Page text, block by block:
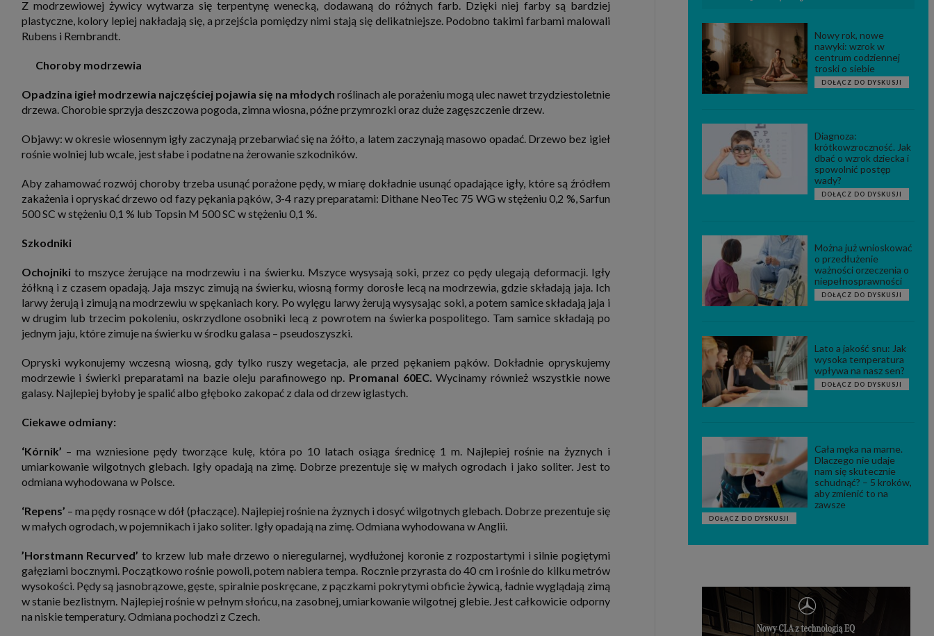
Z modrzewiowej żywicy wytwarza się terpentynę wenecką, dodawaną do różnych farb. Dzięki niej farby są bardziej
plastyczne, kolory lepiej nakładają się, a przejścia pomiędzy nimi stają się delikatniejsze. Podobno takimi farbami malowali
Rubens i Rembrandt.
Choroby modrzewia
Opadzina igieł modrzewia najczęściej pojawia się na młodych roślinach ale porażeniu mogą ulec nawet trzydziestoletnie
drzewa. Chorobie sprzyja deszczowa pogoda, zimna wiosna, późne przymrozki oraz duże zagęszczenie drzew.
Objawy: w okresie wiosennym igły zaczynają przebarwiać się na żółto, a latem zaczynają masowo opadać. Drzewo bez igieł
rośnie wolniej lub wcale, jest słabe i podatne na żerowanie szkodników.
Aby zahamować rozwój choroby trzeba usunąć porażone pędy, w miarę dokładnie usunąć opadające igły, które są źródłem
zakażenia i opryskać drzewo od fazy pękania pąków, 3-4 razy preparatami: Dithane NeoTec 75 WG w stężeniu 0,2 %, Sarfun
500 SC w stężeniu 0,1 % lub Topsin M 500 SC w stężeniu 0,1 %.
Szkodniki
Ochojnikito mszyce żerujące na modrzewiu i na świerku. Mszyce wysysają soki, przez co pędy ulegają deformacji. Igły
żółkną i z czasem opadają. Jaja mszyc zimują na świerku, wiosną formy dorosłe lecą na modrzewia, gdzie składają jaja. Ich
larwy żerują i zimują na modrzewiu w spękaniach kory. Po wylęgu larwy żerują wysysając soki, a potem samice składają jaja i
w drugim lub trzecim pokoleniu, oskrzydlone osobniki lecą z powrotem na świerka pospolitego. Tam samice składają po
jednym jaju, które zimuje na świerku w środku galasa – pseudoszyszki.
Opryski wykonujemy wczesną wiosną, gdy tylko ruszy wegetacja, ale przed pękaniem pąków. Dokładnie opryskujemy
modrzewie i świerki preparatami na bazie oleju parafinowego np. Promanal 60EC.Wycinamy również wszystkie nowe
galasy. Najlepiej byłoby je spalić albo głęboko zakopać z dala od drzew iglastych.
Ciekawe odmiany:
‘Kórnik’ – ma wzniesione pędy tworzące kulę, która po 10 latach osiąga średnicę 1 m. Najlepiej rośnie na żyznych i
umiarkowanie wilgotnych glebach. Igły opadają na zimę. Dobrze prezentuje się w małych ogrodach i jako soliter. Jest to
odmiana wyhodowana w Polsce.
‘Repens’ – ma pędy rosnące w dół (płaczące). Najlepiej rośnie na żyznych i dosyć wilgotnych glebach. Dobrze prezentuje się
w małych ogrodach, w pojemnikach i jako soliter. Igły opadają na zimę. Odmiana wyhodowana w Anglii.
’Horstmann Recurved’ to krzew lub małe drzewo o nieregularnej, wydłużonej koronie z rozpostartymi i silnie pogiętymi
gałęziami bocznymi. Początkowo rośnie powoli, potem nabiera tempa. Rocznie przyrasta do 40 cm i rośnie do kilku metrów
wysokości. Pędy są jasnobrązowe, gęste, spiralnie poskręcane, z pączkami pokrytymi obficie żywicą, ładnie wyglądają zimą
w stanie bezlistnym. Najlepiej rośnie w pełnym słońcu, na zasobnej, umiarkowanie wilgotnej glebie. Jest całkowicie odporny
na niskie temperatury. Odmiana pochodzi z Czech.
Nowy rok, nowe
nawyki: wzrok w
centrum codziennej
troski o siebie
DOŁĄCZ DO DYSKUSJI
Diagnoza:
krótkowzroczność. Jak
dbać o wzrok dziecka i
spowolnić postęp
wady?
DOŁĄCZ DO DYSKUSJI
Można już wnioskować
o przedłużenie
ważności orzeczenia o
niepełnosprawności
DOŁĄCZ DO DYSKUSJI
Lato a jakość snu: Jak
wysoka temperatura
wpływa na nasz sen?
DOŁĄCZ DO DYSKUSJI
Cała męka na marne.
Dlaczego nie udaje
nam się skutecznie
schudnąć? – 5 kroków,
aby zmienić to na
zawsze
DOŁĄCZ DO DYSKUSJI